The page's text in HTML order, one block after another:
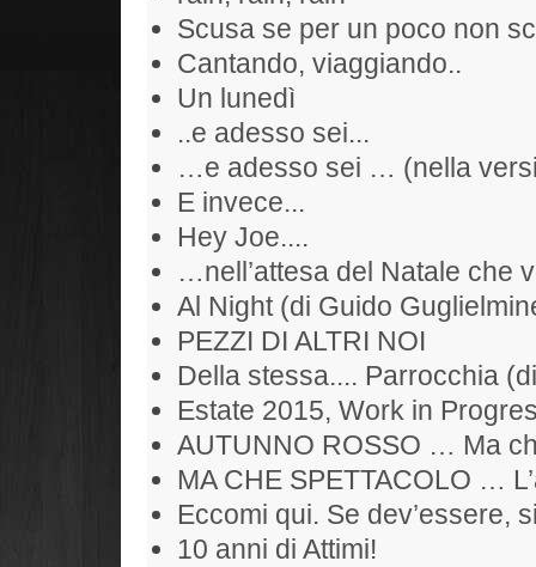
Scusa se per un poco non
Cantando, viaggiando..
Un lunedì
..e adesso sei...
…e adesso sei … (nella
E invece...
Hey Joe....
…nell’attesa del Natale che
Al Night (di Guido
PEZZI DI ALTRI NOI
Della stessa.... Parrocchia
Estate 2015, Work in
AUTUNNO ROSSO … Ma
MA CHE SPETTACOLO …
Eccomi qui. Se dev’essere,
10 anni di Attimi!